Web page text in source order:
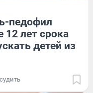
педофил
12 лет срока
детей из